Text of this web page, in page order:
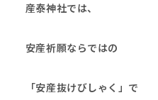
産泰神社では、
安産祈願ならではの
「安産抜けびしゃく」 で